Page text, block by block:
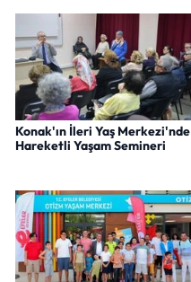
Konak'ın İleri Yaş Merkezi'nde
Hareketli Yaşam Semineri